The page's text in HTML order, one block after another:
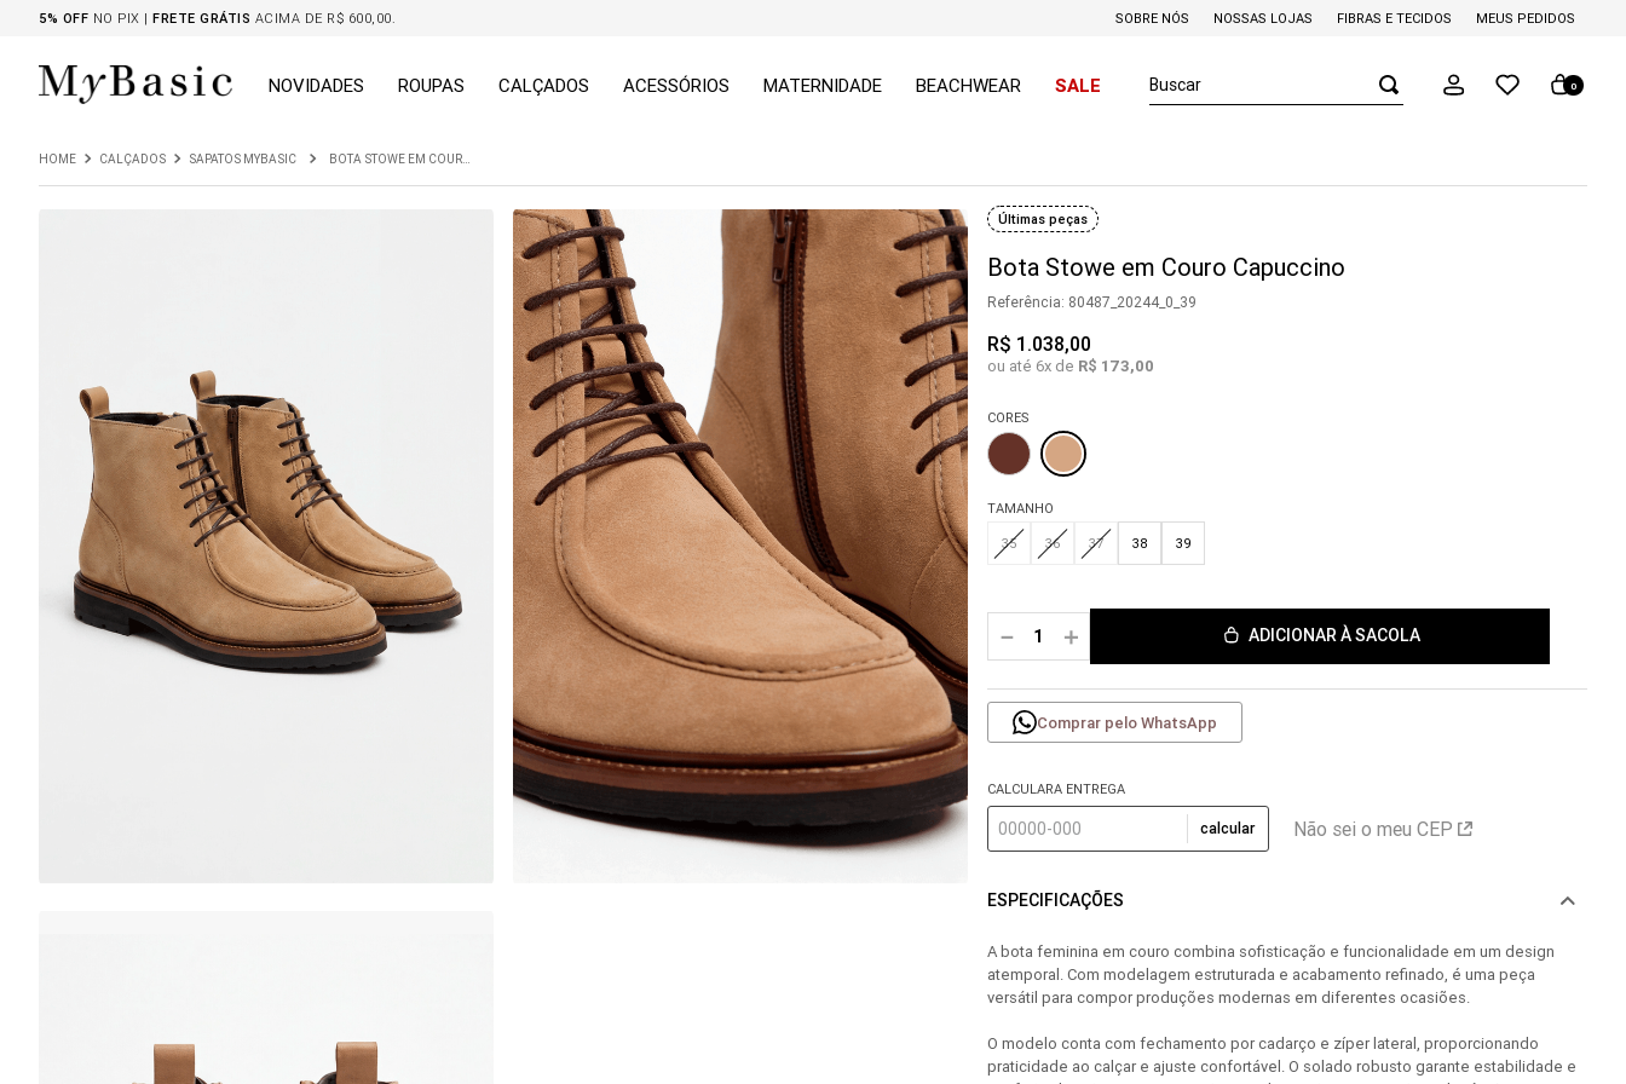
5% OFF NO PIX | FRETE GRÁTIS ACIMA DE R$ 600,00. SOBRE NÓS NOSSAS LOJAS FIBRAS E TECIDOS MEUS PEDIDOS
NOVIDADES ROUPAS CALÇADOS ACESSÓRIOS MATERNIDADE BEACHWEAR SALE Buscar 0
CALÇADOS SAPATOS MYBASIC BOTA STOWE EM COURO CAPUCCINO
Últimas peças
Bota Stowe em Couro Capuccino
Referência: 80487_20244_0_39
R$ 1 .038,00
ou até 6x de R$ 173,00
CORES
TAMANHO
35 36 37 38 39
＋
－ ADICIONAR À SACOLA
Comprar pelo WhatsApp
CALCULARA ENTREGA
calcular Não sei o meu CEP
ESPECIFICAÇÕES
A bota feminina em couro combina sofisticação e funcionalidade em um design
atemporal. Com modelagem estruturada e acabamento refinado, é uma peça
versátil para compor produções modernas em diferentes ocasiões.
O modelo conta com fechamento por cadarço e zíper lateral, proporcionando
praticidade ao calçar e ajuste confortável. O solado robusto garante estabilidade e